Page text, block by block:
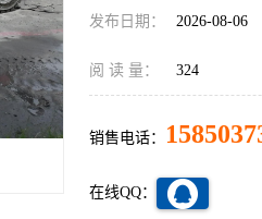
发布日期： 2026-08-06
阅 读 量： 324
销售电话：
在线QQ：